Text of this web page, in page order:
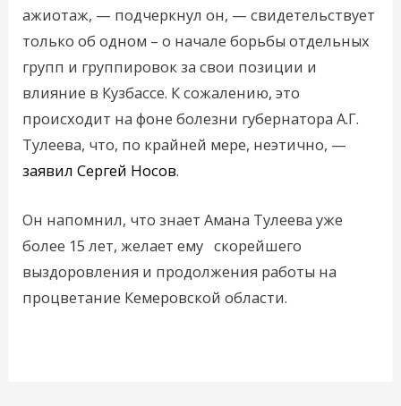
ажиотаж, — подчеркнул он, — свидетельствует
только об одном – о начале борьбы отдельных
групп и группировок за свои позиции и
влияние в Кузбассе. К сожалению, это
происходит на фоне болезни губернатора А.Г.
Тулеева, что, по крайней мере, неэтично, —
заявил Сергей Носов.
Он напомнил, что знает Амана Тулеева уже
более 15 лет, желает ему скорейшего
выздоровления и продолжения работы на
процветание Кемеровской области.